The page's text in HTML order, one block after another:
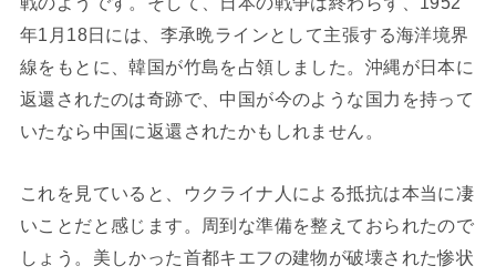
年1月18日には、李承晩ラインとして主張する海洋境界
線をもとに、韓国が竹島を占領しました。沖縄が日本に
返還されたのは奇跡で、中国が今のような国力を持って
いたなら中国に返還されたかもしれません。
これを見ていると、ウクライナ人による抵抗は本当に凄
いことだと感じます。周到な準備を整えておられたので
しょう。美しかった首都キエフの建物が破壊された惨状